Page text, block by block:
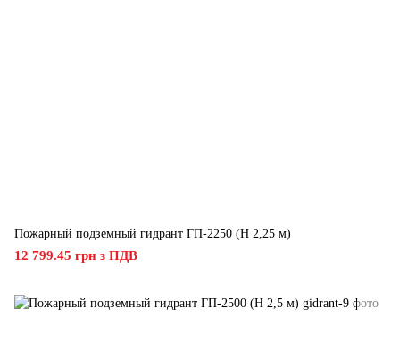
Пожарный подземный гидрант ГП-2250 (H 2,25 м)
12 799.45 грн з ПДВ